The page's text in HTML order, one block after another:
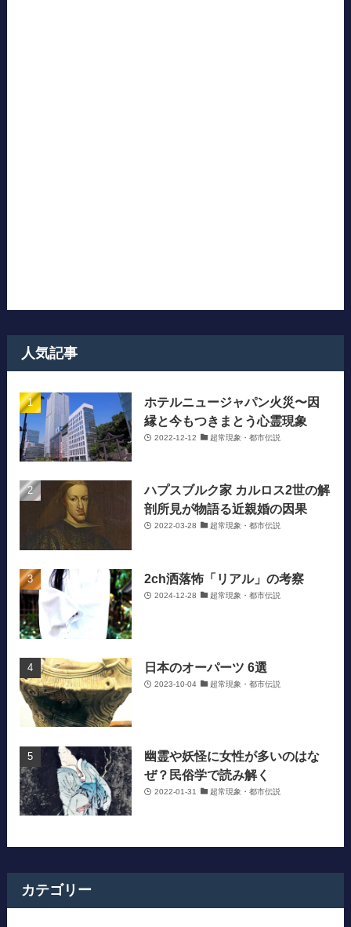
人気記事
ホテルニュージャパン火災〜因
縁と今もつきまとう心霊現象
2022-12-12 超常現象・都市伝説
ハプスブルク家 カルロス2世の解
剖所見が物語る近親婚の因果
2022-03-28 超常現象・都市伝説
2ch洒落怖「リアル」の考察
2024-12-28 超常現象・都市伝説
日本のオーパーツ 6選
2023-10-04 超常現象・都市伝説
幽霊や妖怪に女性が多いのはな
ぜ？民俗学で読み解く
2022-01-31 超常現象・都市伝説
カテゴリー